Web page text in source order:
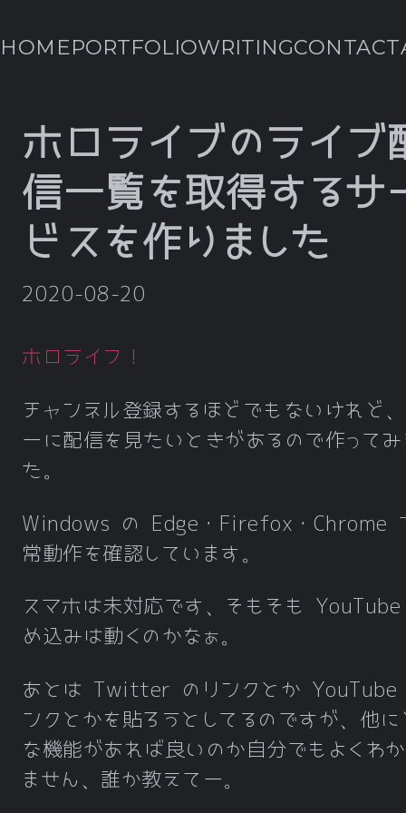
HOMEPORTFOLIOWRITINGCONTACT
ホロライブのライブ
信一覧を取得するサ
ビスを作りました
2020-08-20
ホロライフ！
チャンネル登録するほどでもないけれど
ーに配信を見たいときがあるので作ってみ
た。
Windows の Edge・Firefox・Chrome
常動作を確認しています。
スマホは未対応です、そもそも
め込みは動くのかなぁ。
あとは Twitter のリンクとか YouTube
ンクとかを貼ろうとしてるのですが、他に
な機能があれば良いのか自分でもよくわ
ません、誰か教えてー。